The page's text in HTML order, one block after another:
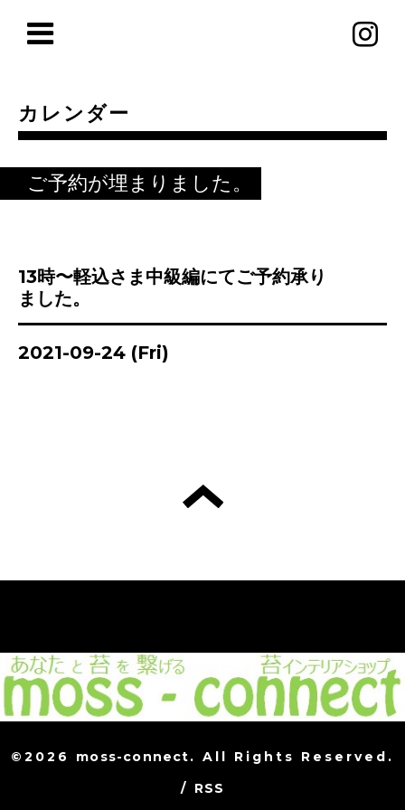
カレンダー
ご予約が埋まりました。
13時〜軽込さま中級編にてご予約承り
ました。
2021-09-24 (Fri)
©2026 moss-connect. All Rights Reserved.
/ RSS